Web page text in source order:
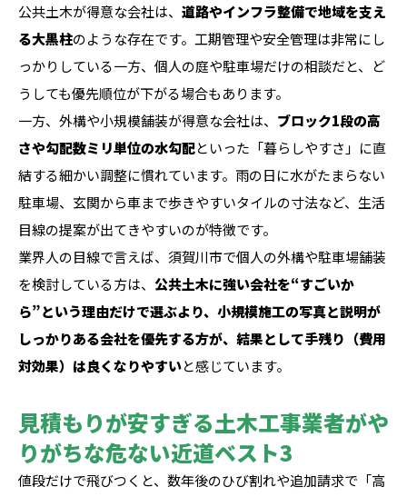
公共土木が得意な会社は、 道路やインフラ整備で地域を支え
る大黒柱のような存在です。工期管理や安全管理は非常にし
っかりしている一方、個人の庭や駐車場だけの相談だと、ど
うしても優先順位が下がる場合もあります。
一方、外構や小規模舗装が得意な会社は、 ブロック1段の高
さや勾配数ミリ単位の水勾配といった「暮らしやすさ」に直
結する細かい調整に慣れています。雨の日に水がたまらない
駐車場、玄関から車まで歩きやすいタイルの寸法など、生活
目線の提案が出てきやすいのが特徴です。
業界人の目線で言えば、須賀川市で個人の外構や駐車場舗装
を検討している方は、 公共土木に強い会社を“すごいか
ら”という理由だけで選ぶより、小規模施工の写真と説明が
しっかりある会社を優先する方が、結果として手残り（費用
対効果）は良くなりやすいと感じています。
見積もりが安すぎる土木工事業者がや
りがちな危ない近道ベスト3
値段だけで飛びつくと、数年後のひび割れや追加請求で「高